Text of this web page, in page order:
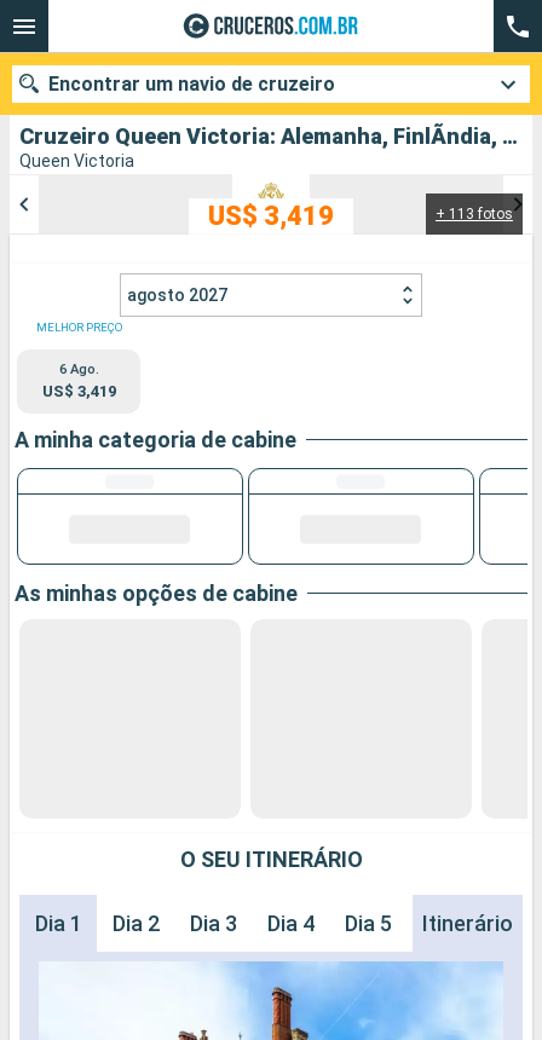
Cruzeiro Queen Victoria: Alemanha, FinlÃndia, EstÃnia, SuÃcia, Dinamarca partindo de Southampton
Queen Victoria
+ 113 fotos
US$ 3,419
agosto 2027
MELHOR PREÇO
6 Ago.
US$ 3,419
A minha categoria de cabine
As minhas opções de cabine
O SEU ITINERÁRIO
Dia 1 Dia 2 Dia 3 Dia 4 Dia 5 Dia 6 Dia
Itinerário
Encontrar um navio de cruzeiro
Data de partida
Cidades